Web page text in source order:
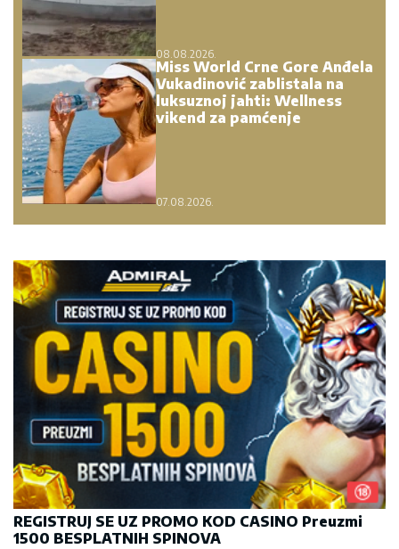
08.08.2026.
Miss World Crne Gore Anđela
Vukadinović zablistala na
luksuznoj jahti: Wellness
vikend za pamćenje
07.08.2026.
REGISTRUJ SE UZ PROMO KOD CASINO Preuzmi
1500 BESPLATNIH SPINOVA